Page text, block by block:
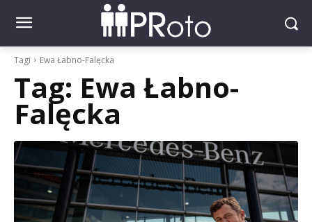
Tagi Ewa Łabno-Falęcka
Tag: Ewa Łabno-
Falęcka